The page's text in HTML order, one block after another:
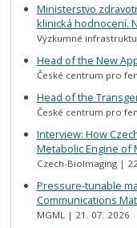
Ministerstvo
klinická hodnocení.
Výzkumné
Head of the New
České centrum pro
Head of the
České centrum pro
Interview: How
Metabolic Engine of
Czech-BioImaging
Pressure-tunable
Communications
MGML 21. 07. 2026